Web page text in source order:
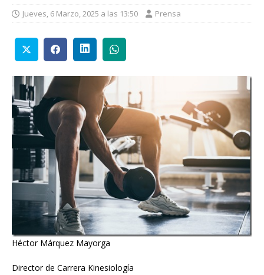
Jueves, 6 Marzo, 2025 a las 13:50 Prensa
Héctor Márquez Mayorga
Director de Carrera Kinesiología